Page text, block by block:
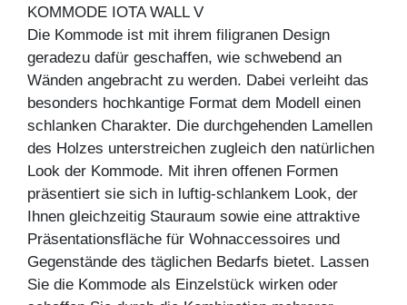
KOMMODE IOTA WALL V
Die Kommode ist mit ihrem filigranen Design
geradezu dafür geschaffen, wie schwebend an
Wänden angebracht zu werden. Dabei verleiht das
besonders hochkantige Format dem Modell einen
schlanken Charakter. Die durchgehenden Lamellen
des Holzes unterstreichen zugleich den natürlichen
Look der Kommode. Mit ihren offenen Formen
präsentiert sie sich in luftig-schlankem Look, der
Ihnen gleichzeitig Stauraum sowie eine attraktive
Präsentationsfläche für Wohnaccessoires und
Gegenstände des täglichen Bedarfs bietet. Lassen
Sie die Kommode als Einzelstück wirken oder